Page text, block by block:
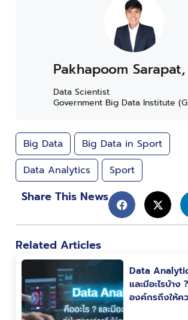
Pakhapoom
Data Scientist
Government Big Data Institute
Big Data
Big Data in Sport
Data Analytics
Sport
Share This News
Related Articles
Data
และมีอะไรบ้าง
องค์กรถึงให้ค